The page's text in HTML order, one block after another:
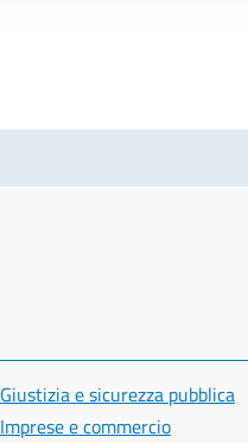
Giustizia e sicurezza pubblica
Imprese e commercio